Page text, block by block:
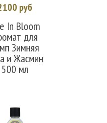
В корзину
руб
In Bloom
для
Зимняя
и Жасмин
500 мл